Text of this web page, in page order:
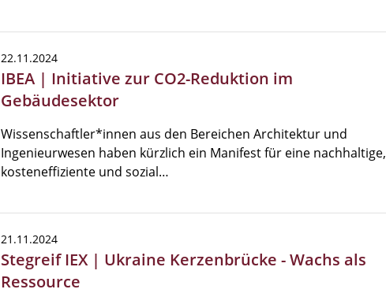
22.11.2024
IBEA | Initiative zur CO2-Reduktion im
Gebäudesektor
Wissenschaftler*innen aus den Bereichen Architektur und
Ingenieurwesen haben kürzlich ein Manifest für eine nachhaltige,
kosteneffiziente und sozial…
21.11.2024
Stegreif IEX | Ukraine Kerzenbrücke - Wachs als
Ressource